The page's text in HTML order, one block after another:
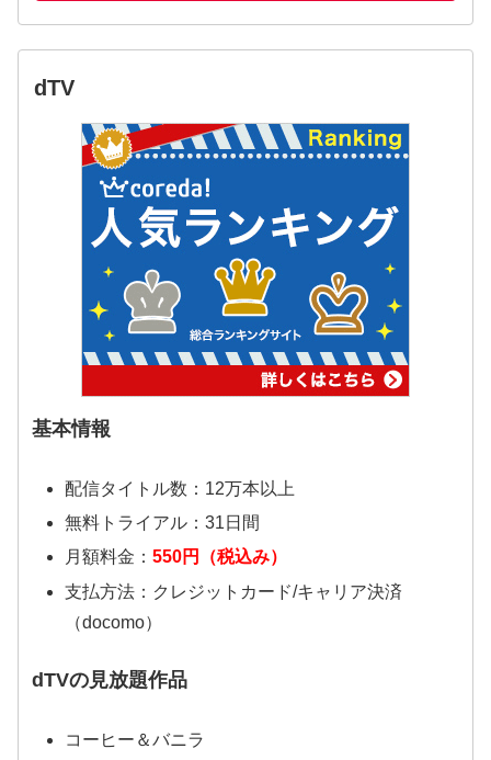
dTV
基本情報
配信タイトル数：12万本以上
無料トライアル：31日間
月額料金： 550円（税込み）
支払方法：クレジットカード/キャリア決済
（docomo）
dTVの見放題作品
コーヒー＆バニラ